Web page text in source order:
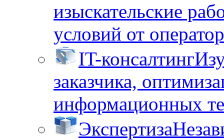
изыскательские
условий от
IT-консалтинг
заказчика,
информационных
Экспертиза